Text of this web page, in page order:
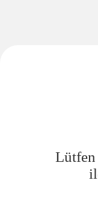
Lütfen